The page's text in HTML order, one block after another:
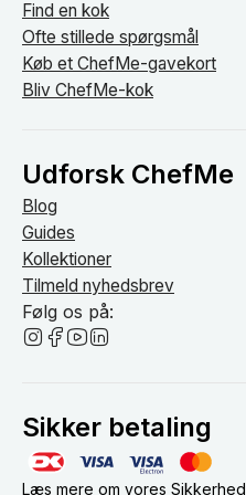
Find en kok
Ofte stillede spørgsmål
Køb et ChefMe-gavekort
Bliv ChefMe-kok
Udforsk ChefMe
Blog
Guides
Kollektioner
Tilmeld nyhedsbrev
Følg os på:
Sikker betaling
Læs mere om vores Sikkerhed